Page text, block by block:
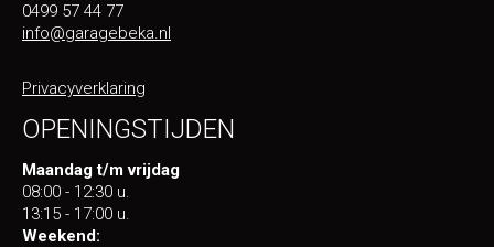
0499 57 44 77
info@garagebeka.nl
Privacyverklaring
OPENINGSTIJDEN
Maandag t/m vrijdag
08:00 - 12:30 u.
13:15 - 17:00 u.
Weekend: